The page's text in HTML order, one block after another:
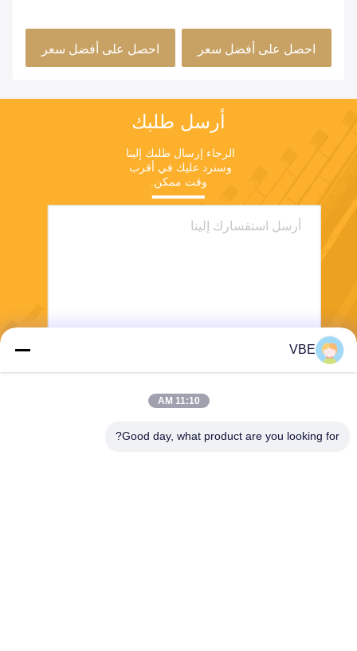
دائرة نصف قطرها
احصل على أفضل سعر
درجة التشويش
احصل على أفضل سعر
أرسل طلبك
وقت ممكن.
VBE
11:10 AM
Good day, what product are you looking for?